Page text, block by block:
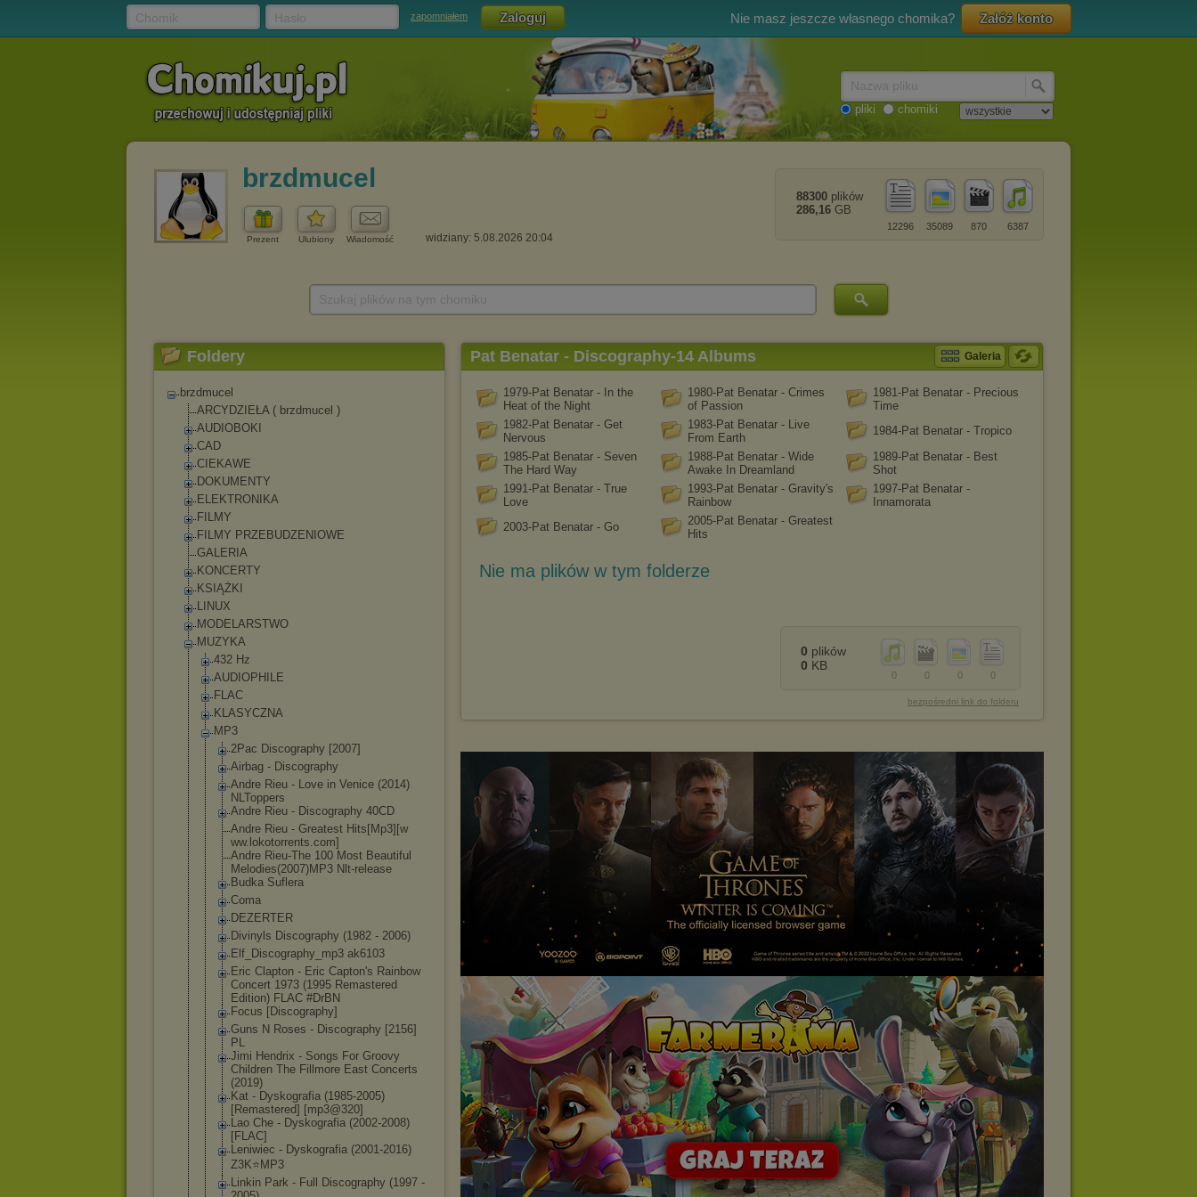
zapomniałem Nie masz jeszcze własnego chomika? Załóż konto
pliki chomiki
brzdmucel
Prezent Ulubiony Wiadomość widziany: 5.08.2026 20:04
6387
870
35089
12296
88300 plików
286,16 GB
Foldery
brzdmucel
ARCYDZIEŁA ( brzdmucel )
AUDIOBOKI
CAD
CIEKAWE
DOKUMENTY
ELEKTRONIKA
FILMY
FILMY PRZEBUDZENIOWE
GALERIA
KONCERTY
KSIĄŻKI
LINUX
MODELARSTWO
MUZYKA
432 Hz
AUDIOPHILE
FLAC
KLASYCZNA
MP3
2Pac Discography [2007]
Airbag - Discography
Andre Rieu - Love in Venice (2014)
NLToppers
Andre Rieu - Discography 40CD
Andre Rieu - Greatest Hits[Mp3][w
ww.lokotorrents.com]
Andre Rieu-The 100 Most Beautiful
Melodies(2007)MP3 Nlt-release
Budka Suflera
Coma
DEZERTER
Divinyls Discography (1982 - 2006)
Elf_Discography_mp3 ak6103
Eric Clapton - Eric Capton's Rainbow
Concert 1973 (1995 Remastered
Edition) FLAC #DrBN
Focus [Discography]
Guns N Roses - Discography [2156]
PL
Jimi Hendrix - Songs For Groovy
Children The Fillmore East Concerts
(2019)
Kat - Dyskografia (1985-2005)
[Remastered] [mp3@320]
Lao Che - Dyskografia (2002-2008)
[FLAC]
Leniwiec - Dyskografia (2001-2016)
Z3K⭐MP3
Linkin Park - Full Discography (1997 -
Pat Benatar - Discography-14 Albums Galeria
1979-Pat Benatar - In the
Heat of the Night
1980-Pat Benatar - Crimes
of Passion
1981-Pat Benatar - Precious
Time
1982-Pat Benatar - Get
Nervous
1983-Pat Benatar - Live
From Earth
1984-Pat Benatar - Tropico
1985-Pat Benatar - Seven
The Hard Way
1988-Pat Benatar - Wide
Awake In Dreamland
1989-Pat Benatar - Best
Shot
1991-Pat Benatar - True
Love
1993-Pat Benatar - Gravity's
Rainbow
1997-Pat Benatar -
Innamorata
2003-Pat Benatar - Go
2005-Pat Benatar - Greatest
Hits
Nie ma plików w tym folderze
0
0
0
0
0 plików
0 KB
bezpośredni link do folderu